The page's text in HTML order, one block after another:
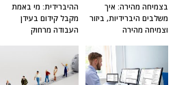
ההיברידית: מי באמת
מקבל קידום בעידן
העבודה מרחוק
בצמיחה מהירה: איך
משלבים היברידיות, ביזור
וצמיחה מהירה